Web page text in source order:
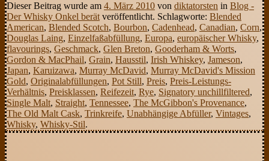
Dieser Beitrag wurde am 4. März 2010 von diktatorsten in Blog -
Der Whisky Onkel berät veröffentlicht. Schlagworte: Blended
American, Blended Scotch, Bourbon, Cadenhead, Canadian, Corn,
Douglas Laing, Einzelfaßabfüllung, Europa, europäischer Whisky,
flavourings, Geschmack, Glen Breton, Gooderham & Worts,
Gordon & MacPhail, Grain, Hausstil, Irish Whiskey, Jameson,
Japan, Karuizawa, Murray McDavid, Murray McDavid's Mission
Gold, Originalabfüllungen, Pot Still, Preis, Preis-Leistungs-
Verhältnis, Preisklassen, Reifezeit, Rye, Signatory unchillfiltered,
Single Malt, Straight, Tennessee, The McGibbon's Provenance,
The Old Malt Cask, Trinkreife, Unabhängige Abfüller, Vintages,
Whisky, Whisky-Stil.